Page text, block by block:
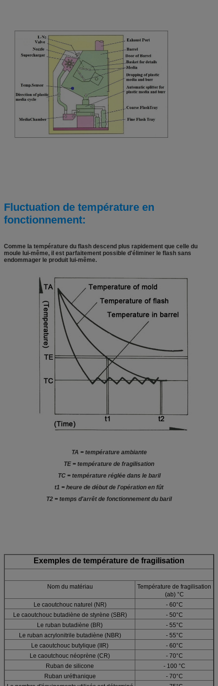
Fluctuation de température en
fonctionnement:
Comme la température du flash descend plus rapidement que celle du
moule lui-même, il est parfaitement possible d'éliminer le flash sans
endommager le produit lui-même.
TA = température ambiante
TE = température de fragilisation
TC = température réglée dans le baril
t1 = heure de début de l'opération en fût
T2 = temps d'arrêt de fonctionnement du baril
Exemples de température de fragilisation
Nom du matériau
Température de fragilisation
(ab) °C
Le caoutchouc naturel (NR)
- 60°C
Le caoutchouc butadiène de styrène (SBR)
- 50°C
Le ruban butadiène (BR)
- 55°C
Le ruban acrylonitrile butadiène (NBR)
- 55°C
Le caoutchouc butylique (IIR)
- 60°C
Le caoutchouc néoprène (CR)
- 70°C
Ruban de silicone
- 100 °C
Ruban uréthanique
- 70°C